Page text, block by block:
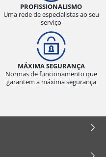
PROFISSIONALISMO
Uma rede de especialistas ao seu
serviço
MÁXIMA SEGURANÇA
Normas de funcionamento que
garantem a máxima segurança